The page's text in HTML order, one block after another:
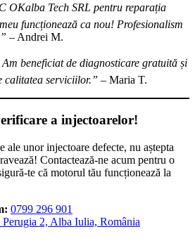
OKalba Tech SRL pentru reparația
funcționează ca nou! Profesionalism
– Andrei M.
Am beneficiat de diagnosticare gratuită și
calitatea serviciilor.” – Maria T.
a injectoarelor!
ale unor injectoare defecte, nu aștepta
Contactează-ne acum pentru o
te că motorul tău funcționează la
0799 296 901
Perugia 2, Alba Iulia, România